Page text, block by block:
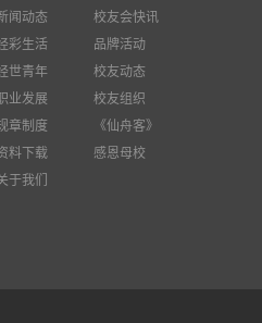
闻动态
彩生活
世青年
业发展
章制度
料下载
于我们
校友会快讯
品牌活动
校友动态
校友组织
《仙舟客》
感恩母校